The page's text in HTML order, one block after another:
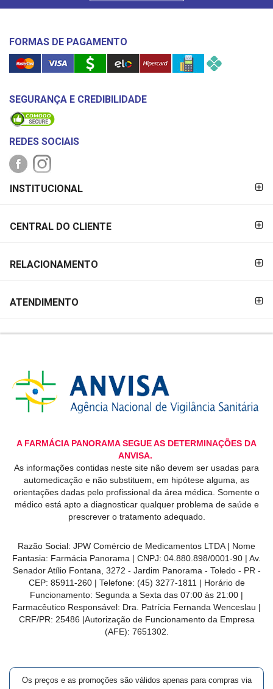
FORMAS DE PAGAMENTO
SEGURANÇA E CREDIBILIDADE
REDES SOCIAIS
PAGAMENTO
INSTITUCIONAL
CENTRAL DO CLIENTE
RELACIONAMENTO
ATENDIMENTO
A FARMÁCIA PANORAMA SEGUE AS DETERMINAÇÕES DA
ANVISA.
As informações contidas neste site não devem ser usadas para
automedicação e não substituem, em hipótese alguma, as
orientações dadas pelo profissional da área médica. Somente o
médico está apto a diagnosticar qualquer problema de saúde e
prescrever o tratamento adequado.
Razão Social: JPW Comércio de Medicamentos LTDA | Nome
Fantasia: Farmácia Panorama | CNPJ: 04.880.898/0001-90 | Av.
Senador Atílio Fontana, 3272 - Jardim Panorama - Toledo - PR -
CEP: 85911-260 | Telefone: (45) 3277-1811 | Horário de
Funcionamento: Segunda a Sexta das 07:00 às 21:00 |
Farmacêutico Responsável: Dra. Patrícia Fernanda Wenceslau |
CRF/PR: 25486 |Autorização de Funcionamento da Empresa
(AFE): 7651302.
Os preços e as promoções são válidos apenas para compras via